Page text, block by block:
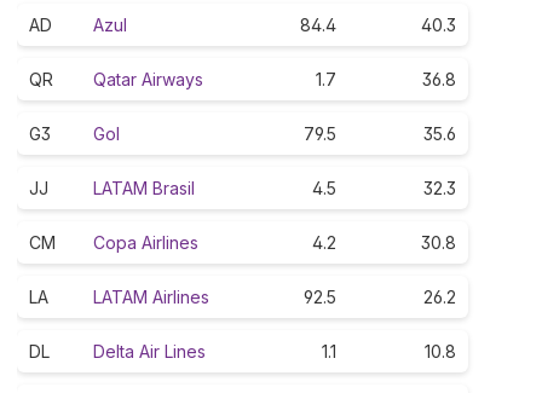
AD Azul 84.4 40.3
QR Qatar Airways 1.7 36.8
G3 Gol 79.5 35.6
JJ LATAM Brasil 4.5 32.3
CM Copa Airlines 4.2 30.8
LA LATAM Airlines 92.5 26.2
DL Delta Air Lines 1.1 10.8